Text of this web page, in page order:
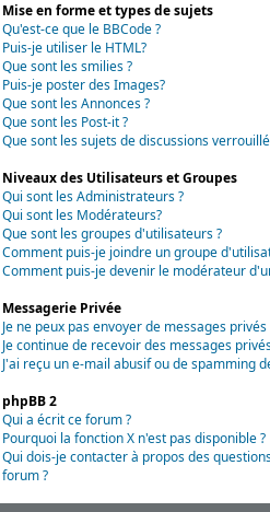
Mise en forme et types de sujets
Qu'est-ce que le BBCode ?
Puis-je utiliser le HTML?
Que sont les smilies ?
Puis-je poster des Images?
Que sont les Annonces ?
Que sont les Post-it ?
Que sont les sujets de discussions
Niveaux des Utilisateurs et Groupes
Qui sont les Administrateurs ?
Qui sont les Modérateurs?
Que sont les groupes d'utilisateurs ?
Comment puis-je joindre un groupe
Comment puis-je devenir le modérateur
Messagerie Privée
Je ne peux pas envoyer de messages privés
Je continue de recevoir des messages
J'ai reçu un e-mail abusif ou de spamming
phpBB 2
Qui a écrit ce forum ?
Pourquoi la fonction X n'est pas disponible ?
Qui dois-je contacter à propos des
forum ?